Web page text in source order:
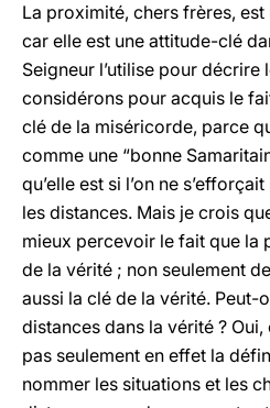
La proximité, chers frères, est
car elle est une attitude-clé
Seigneur l’utilise pour décrire
considérons pour acquis le
clé de la miséricorde, parce
comme une “bonne
qu’elle est si l’on ne
les distances. Mais je crois
mieux percevoir le fait que la
de la vérité ; non seulement
aussi la clé de la vérité. Peut-
distances dans la vérité ? Oui,
pas seulement en effet la
nommer les situations et les